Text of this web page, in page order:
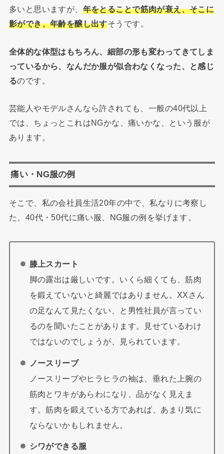
多いと思いますが、 年をとることで筋肉が衰え、そこに
影ができ、年齢を醸し出すそうです。
全体的な体型はもちろん、細部の形も変わってきてしま
っているから、なんだか服が似合わなくなった、と感じ
るのです。
芸能人やモデルさんなら許されても、一般の40代以上
では、ちょっとこれはNGかな、痛いかな、という服が
あります。
痛い・NG服の例
そこで、私の会社員生活20年の中で、私なりに考察し
た、40代・50代に痛い服、NG服の例を挙げます。
膝上スカート
脚の露出は厳しいです。いくら細くても、筋肉
を鍛えていないと綺麗ではありません。XXさん
の足なんて見たくない、と男性社員が言ってい
るのを聞いたことがあります。見せているわけ
ではないのでしょうが、見られています。
ノースリーブ
ノースリーブやヒラヒラの袖は、垂れた上腕の
筋肉とワキがあらわになり、品がなく見えま
す。筋肉を鍛えている方であれば、あまり気に
ならないかもしれません。
シワができる服